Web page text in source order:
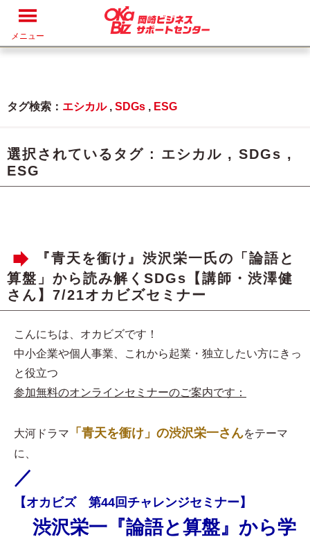
メニュー
タグ検索： エシカル, SDGs , ESG
選択されているタグ : エシカル , SDGs ,
ESG
『青天を衝け』渋沢栄一氏の「論語と
算盤」から読み解くSDGs【講師・渋澤健
さん】7/21オカビズセミナー
こんにちは、オカビズです！
中小企業や個人事業、これから起業・独立したい方にきっ
と役立つ
参加無料のオンラインセミナーのご案内です：
大河ドラマ 「青天を衝け」の渋沢栄一さんをテーマ
に、
／
【オカビズ 第44回チャレンジセミナー】
渋沢栄一『論語と算盤』から学